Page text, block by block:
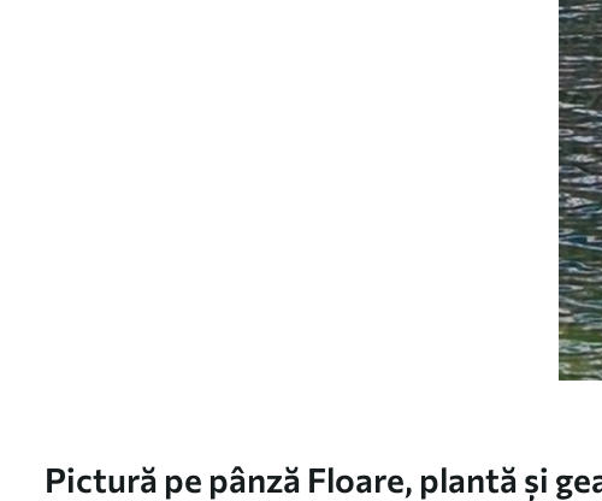
Pictură pe pânză Floare, plantă și